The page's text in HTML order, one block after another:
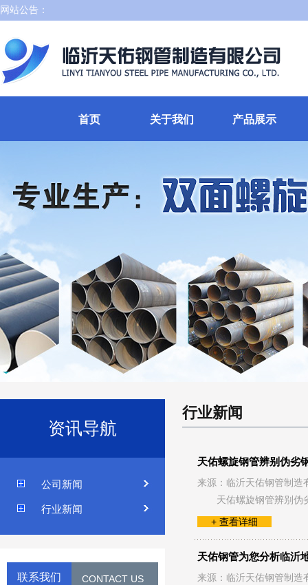
网站公告：
首页 关于我们 产品展示
资讯导航
公司新闻
行业新闻
联系我们 CONTACT US
行业新闻
天佑螺旋钢管辨别伪劣
来源：临沂天佑钢管制
天佑螺旋钢管辨别
+ 查看详细
天佑钢管为您分析临沂
来源：临沂天佑钢管制